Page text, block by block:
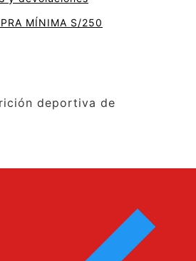
MÍNIMA S/250
deportiva de